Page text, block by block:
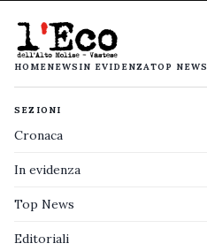
HOMENEWS IN EVIDENZATOP NEWS
SEZIONI
Cronaca
In evidenza
Top News
Editoriali